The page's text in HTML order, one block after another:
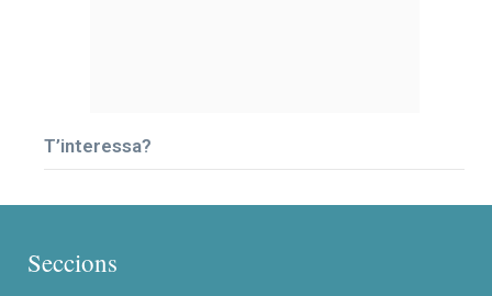
T’interessa?
Seccions